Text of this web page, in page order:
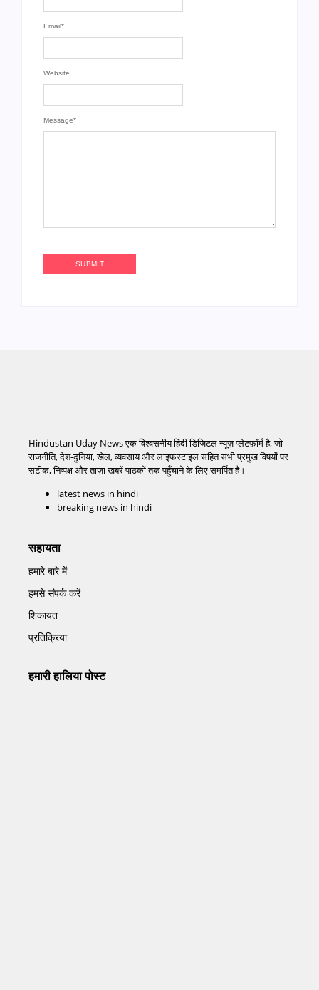
Message*
Email*
Website
Hindustan Uday News एक विश्वसनीय हिंदी डिजिटल न्यूज़ प्लेटफ़ॉर्म है, जो
राजनीति, देश-दुनिया, खेल, व्यवसाय और लाइफस्टाइल सहित सभी प्रमुख विषयों पर
सटीक, निष्पक्ष और ताज़ा खबरें पाठकों तक पहुँचाने के लिए समर्पित है।
latest news in hindi
breaking news in hindi
सहायता
हमारे बारे में
हमसे संपर्क करें
शिकायत
प्रतिक्रिया
हमारी हालिया पोस्ट